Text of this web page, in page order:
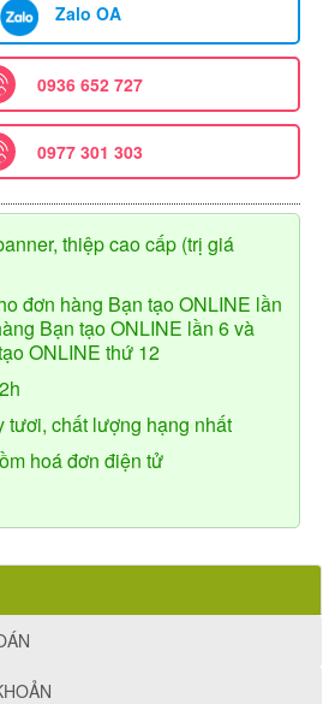
Zalo OA
0936 652 727
0977 301 303
thiệp cao cấp (trị giá
đơn hàng Bạn tạo ONLINE lần
Bạn tạo ONLINE lần 6 và
ONLINE thứ 12
tươi, chất lượng hạng nhất
hoá đơn điện tử